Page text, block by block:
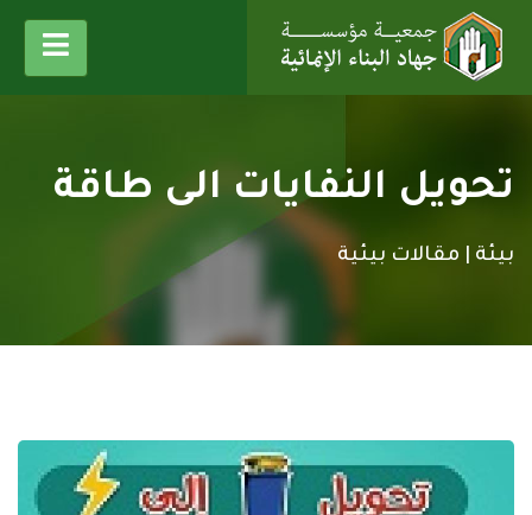
تحويل النفايات الى طاقة
بيئة | مقالات بيئية